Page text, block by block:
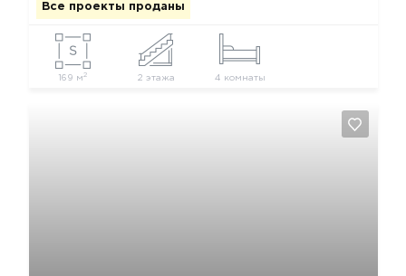
Все проекты проданы
169 м 2 2 этажа 4 комнаты